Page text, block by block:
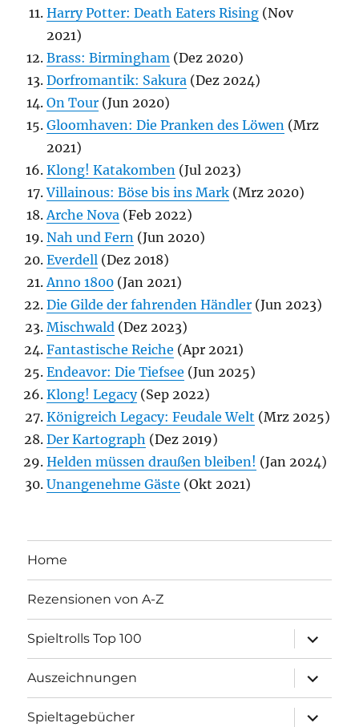
Harry Potter: Death Eaters Rising (Nov
2021)
Brass: Birmingham (Dez 2020)
Dorfromantik: Sakura (Dez 2024)
On Tour (Jun 2020)
Gloomhaven: Die Pranken des Löwen (Mrz
2021)
Klong! Katakomben (Jul 2023)
Villainous: Böse bis ins Mark (Mrz 2020)
Arche Nova (Feb 2022)
Nah und Fern (Jun 2020)
Everdell (Dez 2018)
Anno 1800 (Jan 2021)
Die Gilde der fahrenden Händler (Jun 2023)
Mischwald (Dez 2023)
Fantastische Reiche (Apr 2021)
Endeavor: Die Tiefsee (Jun 2025)
Klong! Legacy(Sep 2022)
Königreich Legacy: Feudale Welt (Mrz 2025)
Der Kartograph (Dez 2019)
Helden müssen draußen bleiben! (Jan 2024)
Unangenehme Gäste (Okt 2021)
Home
Rezensionen von A-Z
Spieltrolls Top 100
öffnen
Auszeichnungen
öffnen
Spieltagebücher